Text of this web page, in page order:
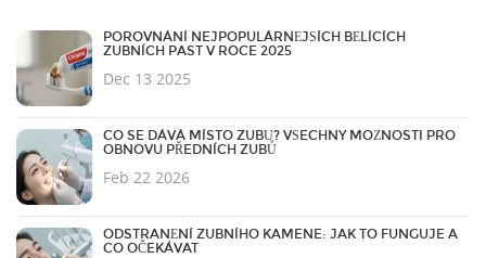
POROVNÁNÍ NEJPOPULÁRNĚJŠÍCH BĚLÍCÍCH
ZUBNÍCH PAST V ROCE 2025
Dec 13 2025
CO SE DÁVÁ MÍSTO ZUBŮ? VŠECHNY MOŽNOSTI PRO
OBNOVU PŘEDNÍCH ZUBŮ
Feb 22 2026
ODSTRANĚNÍ ZUBNÍHO KAMENE: JAK TO FUNGUJE A
CO OČEKÁVAT